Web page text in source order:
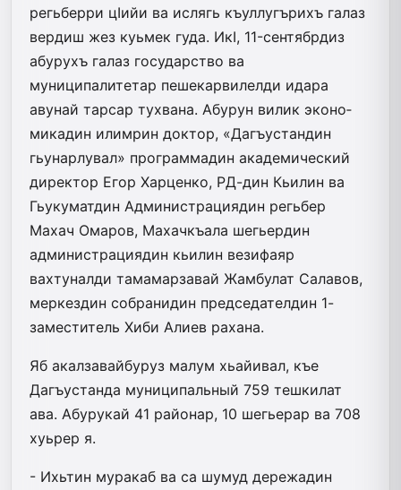
регьберри цIийи ва ислягь къуллугърихъ галаз
вердиш жез куьмек гуда. ИкI, 11-сентябрдиз
абурухъ галаз государство ва
муниципалитетар пешекарвилелди идара
авунай тарсар тухвана. Абурун вилик эконо­
микадин илимрин доктор, «Дагъус­тандин
гьунарлувал» программадин академический
директор Егор Харценко, РД-дин Кьилин ва
Гьукуматдин Администрациядин регьбер
Махач Омаров, Махачкъала шегьердин
администрациядин кьилин везифаяр
вахтуналди тамамарзавай Жамбулат Салавов,
меркездин собранидин председателдин 1-
заместитель Хиби Алиев рахана.
Яб акалзавайбуруз малум хьайи­вал, къе
Дагъустанда муниципальный­ 759 тешкилат
ава. Абурукай 41 районар, 10 шегьерар ва 708
хуьрер я.
- Ихьтин муракаб ва са шумуд дережадин